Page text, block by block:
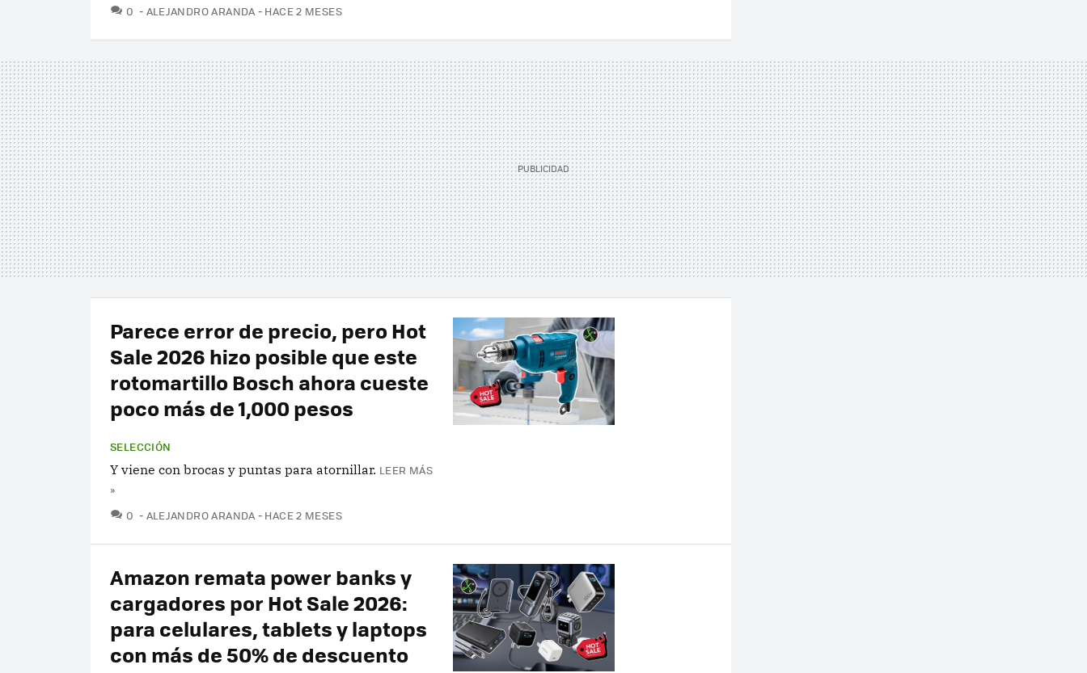
0 COMENTARIOS
ALEJANDRO ARANDA HACE 2 MESES
Parece error de precio, pero Hot
Sale 2026 hizo posible que este
rotomartillo Bosch ahora cueste
poco más de 1,000 pesos
SELECCIÓN
Y viene con brocas y puntas para atornillar. LEER MÁS
»
0 COMENTARIOS
ALEJANDRO ARANDA HACE 2 MESES
Amazon remata power banks y
cargadores por Hot Sale 2026:
para celulares, tablets y laptops
con más de 50% de descuento